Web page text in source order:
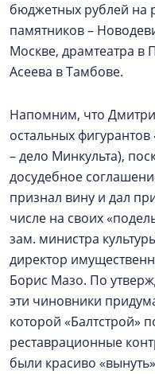
бюджетных рублей на
памятников –
Москве, драмтеатра в
Асеева в Тамбове.
Напомним, что
остальных
– дело Минкульта),
досудебное
признал вину и дал
числе на своих
зам. министра
директор
Борис Мазо. По
эти чиновники
которой «Балтстрой»
реставрационные
были красиво